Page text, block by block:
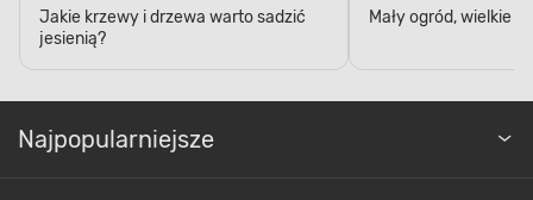
Jakie krzewy i drzewa warto sadzić
jesienią?
Mały ogród, wielkie
Najpopularniejsze